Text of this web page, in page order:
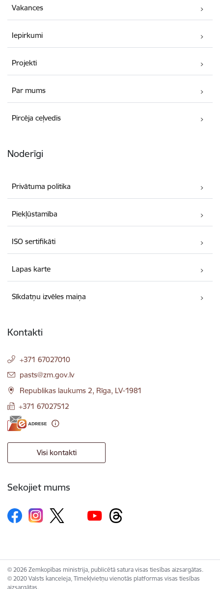
Vakances
Iepirkumi
Projekti
Par mums
Pircēja ceļvedis
Noderīgi
Privātuma politika
Piekļūstamība
ISO sertifikāti
Lapas karte
Sīkdatņu izvēles maiņa
Kontakti
+371 67027010
E-pasts:
pasts@zm.gov.lv
Republikas laukums 2, Rīga, LV-1981
+371 67027512
Visi kontakti
Sekojiet mums
© 2026 Zemkopības ministrija, publicētā satura visas tiesības aizsargātas.
© 2020 Valsts kanceleja, Tīmekļvietņu vienotās platformas visas tiesības
aizsargātas.